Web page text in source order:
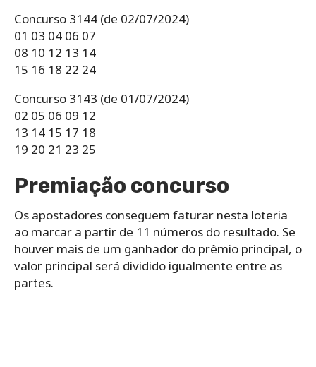
Concurso 3144 (de 02/07/2024)
01 03 04 06 07
08 10 12 13 14
15 16 18 22 24
Concurso 3143 (de 01/07/2024)
02 05 06 09 12
13 14 15 17 18
19 20 21 23 25
Premiação concurso
Os apostadores conseguem faturar nesta loteria
ao marcar a partir de 11 números do resultado. Se
houver mais de um ganhador do prêmio principal, o
valor principal será dividido igualmente entre as
partes.